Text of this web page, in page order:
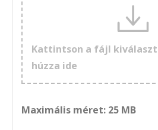
Kattintson a fájl
húzza ide
Maximális méret: 25 MB